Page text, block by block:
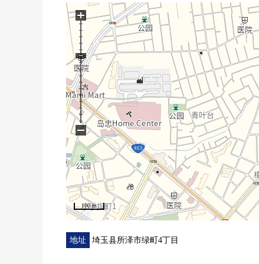
▼设备
・客厅和有一体感的开放式厨房
・附带也便于雨天的洗衣的浴室烘干机
・便于打扫的有淋浴的盥洗台
・在厕所，附带舒适的温水冲洗马桶座
・地板下边收纳(厨房)、餐具室
鞋柜有
・有收纳力的高的步入式衣帽间
・在绝热性杰出的复数层玻璃
・光照在南向曝光面阳台良好
▼周边环境
・到北小学步行6分钟(约480m)
・到西友新所泽商店步行10分钟(约740m)
■ 在找想要的家方面给予帮助的━━━━━・・・
房源的详细、需讨论是如有意向，请跟我们联系。
100 m
+
−
地址 埼玉县所泽市绿町4丁目